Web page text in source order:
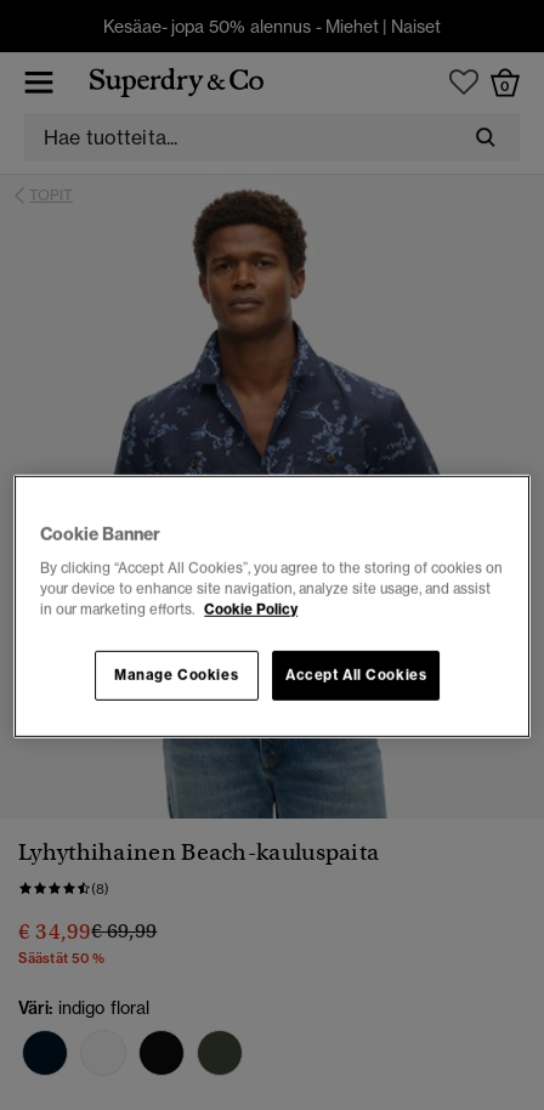
Kesäae- jopa 50% alennus - Miehet | Naiset
0
TOPIT
4
Lyhythihainen Beach-kauluspaita
(8)
€ 34,99Hinta alennettu hinnasta
€ 69,99hintaan
Säästät 50 %
Väri: indigo floral
Cookie Banner
By clicking “Accept All Cookies”, you agree to the storing of cookies on
your device to enhance site navigation, analyze site usage, and assist
in our marketing efforts. Cookie Policy
Accept All Cookies
Manage Cookies